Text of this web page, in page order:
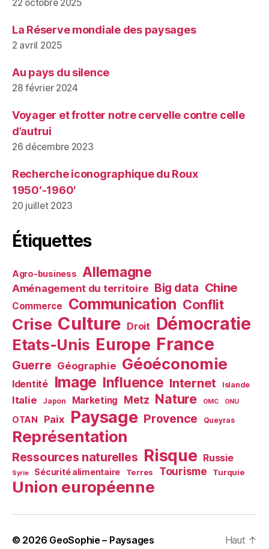
22 octobre 2025
La Réserve mondiale des paysages
2 avril 2025
Au pays du silence
28 février 2024
Voyager et frotter notre cervelle contre celle
d’autrui
26 décembre 2023
Recherche iconographique du Roux
1950′-1960′
20 juillet 2023
Étiquettes
Agro-business Allemagne
Aménagement du territoire Big data Chine
Commerce Communication Conflit
Crise Culture Droit Démocratie
Etats-Unis Europe France
Guerre Géographie Géoéconomie
Identité Image Influence Internet Islande
Italie Japon Marketing Metz Nature OMC ONU
OTAN Paix Paysage Provence Queyras
Représentation
Ressources naturelles Risque Russie
Syrie Sécurité alimentaire Terres Tourisme Turquie
Union européenne
© 2026 GeoSophie – Paysages
Haut ↑